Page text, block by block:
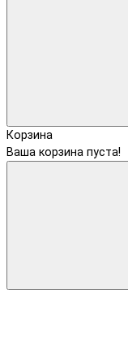
Корзина
Ваша корзина пуста!